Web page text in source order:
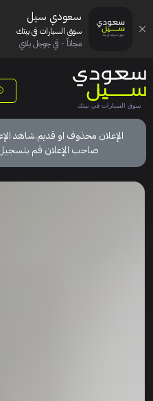
الإعلان محذوف او قديم.شاهد
صاحب الإعلان قم
سعودي سيل
سوق السيارات في بيتك
مجاناً - في جوجل بلاي